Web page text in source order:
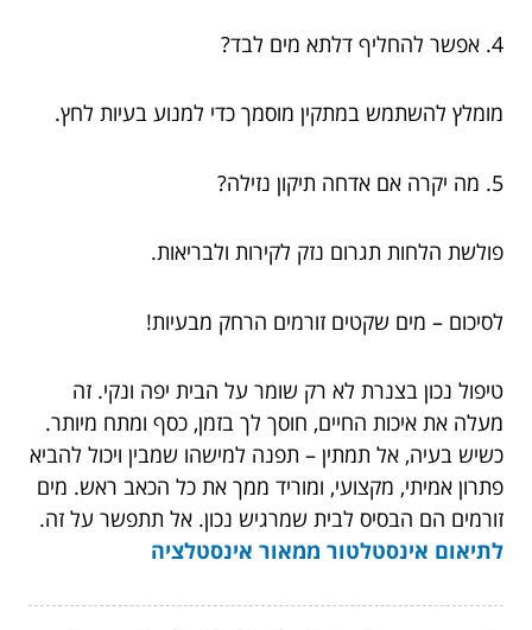
4. אפשר להחליף דלתא מים לבד?
מומלץ להשתמש במתקין מוסמך כדי למנוע בעיות לחץ.
5. מה יקרה אם אדחה תיקון נזילה?
פולשת הלחות תגרום נזק לקירות ולבריאות.
לסיכום – מים שקטים זורמים הרחק מבעיות!
טיפול נכון בצנרת לא רק שומר על הבית יפה ונקי. זה
מעלה את איכות החיים, חוסך לך בזמן, כסף ומתח מיותר.
כשיש בעיה, אל תמתין – תפנה למישהו שמבין ויכול להביא
פתרון אמיתי, מקצועי, ומוריד ממך את כל הכאב ראש. מים
זורמים הם הבסיס לבית שמרגיש נכון. אל תתפשר על זה.
לתיאום אינסטלטור ממאור אינסטלציה